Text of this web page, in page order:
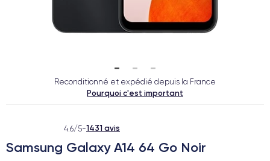
Reconditionné et expédié depuis la France
Pourquoi c'est important
4.6/5-1431 avis
Samsung Galaxy A14 64 Go Noir